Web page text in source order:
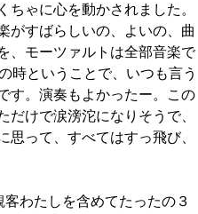
ゃに心を動かされました。
がすばらしいの、よいの、曲
、モーツァルトは全部音楽で
時ということで、いつも言う
す。演奏もよかったー。この
けで涙滂沱になりそうで、
って、すべてはすっ飛び、
わたしを含めてたったの３